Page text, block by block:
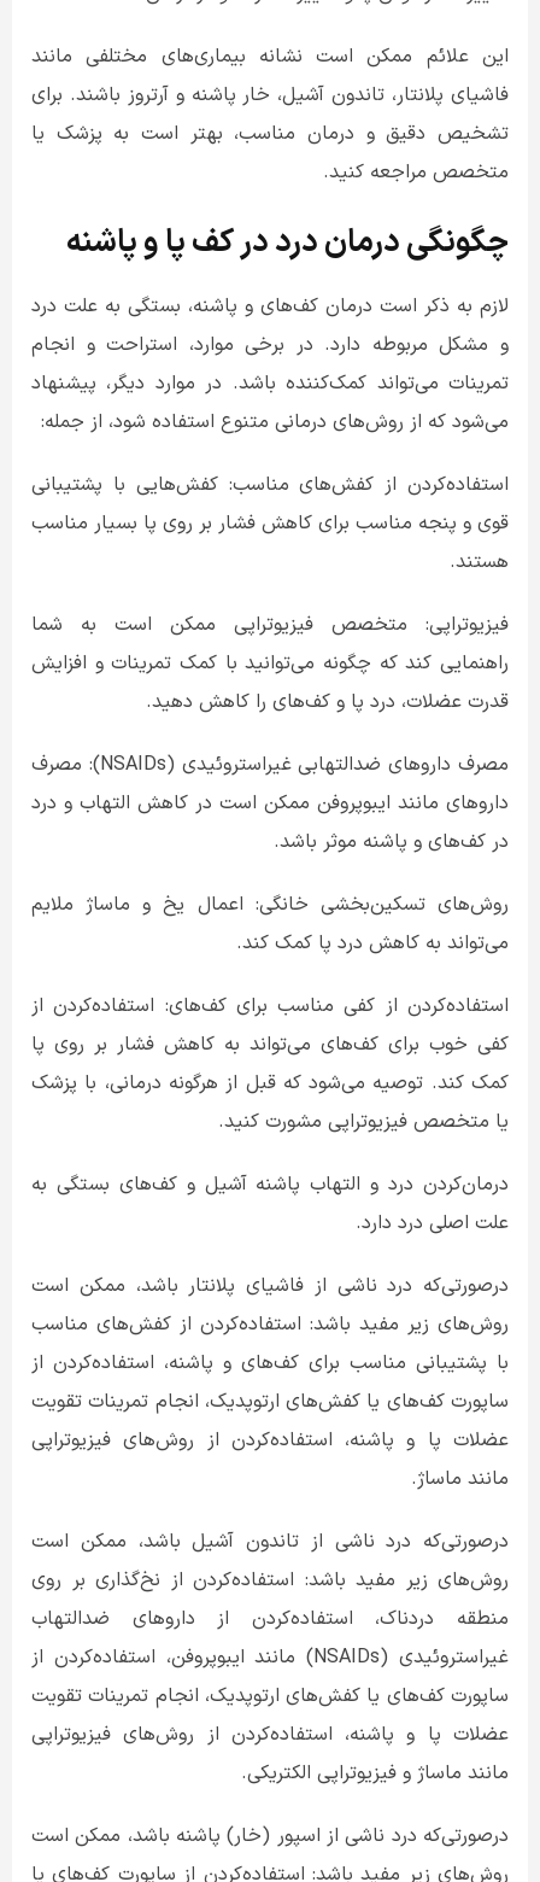
این علائم ممکن است نشانه‌ بیماری‌های مختلفی مانند
فاشیای پلانتار، تاندون آشیل، خار پاشنه و آرتروز باشند. برای
تشخیص دقیق و درمان مناسب، بهتر است به پزشک یا
متخصص مراجعه کنید.
چگونگی درمان درد در کف پا و پاشنه
لازم به ذکر است درمان کف‌های و پاشنه، بستگی به علت درد
و مشکل مربوطه دارد. در برخی موارد، استراحت و انجام
تمرینات می‌تواند کمک‌کننده باشد. در موارد دیگر، پیشنهاد
می‌شود که از روش‌های درمانی متنوع استفاده شود، از جمله:
استفاده‌کردن از کفش‌های مناسب: کفش‌هایی با پشتیبانی
قوی و پنجه مناسب برای کاهش فشار بر روی پا بسیار مناسب
هستند.
فیزیوتراپی: متخصص فیزیوتراپی ممکن است به شما
راهنمایی کند که چگونه می‌توانید با کمک تمرینات و افزایش
قدرت عضلات، درد پا و کف‌های را کاهش دهید.
مصرف داروهای ضدالتهابی غیراستروئیدی (NSAIDs): مصرف
داروهای مانند ایبوپروفن ممکن است در کاهش التهاب و درد
در کف‌های و پاشنه موثر باشد.
روش‌های تسکین‌بخشی خانگی: اعمال یخ و ماساژ ملایم
می‌تواند به کاهش درد پا کمک کند.
استفاده‌کردن از کفی مناسب برای کف‌های: استفاده‌کردن از
کفی خوب برای کف‌های می‌تواند به کاهش فشار بر روی پا
کمک کند. توصیه می‌شود که قبل از هرگونه درمانی، با پزشک
یا متخصص فیزیوتراپی مشورت کنید.
درمان‌کردن درد و التهاب پاشنه آشیل و کف‌های بستگی به
علت اصلی درد دارد.
درصورتی‌که درد ناشی از فاشیای پلانتار باشد، ممکن است
روش‌های زیر مفید باشد: استفاده‌کردن از کفش‌های مناسب
با پشتیبانی مناسب برای کف‌های و پاشنه، استفاده‌کردن از
ساپورت کف‌های یا کفش‌های ارتوپدیک، انجام تمرینات تقویت
عضلات پا و پاشنه، استفاده‌کردن از روش‌های فیزیوتراپی
مانند ماساژ.
درصورتی‌که درد ناشی از تاندون آشیل باشد، ممکن است
روش‌های زیر مفید باشد: استفاده‌کردن از نخ‌گذاری بر روی
منطقه دردناک، استفاده‌کردن از داروهای ضدالتهاب
غیراستروئیدی (NSAIDs) مانند ایبوپروفن، استفاده‌کردن از
ساپورت کف‌های یا کفش‌های ارتوپدیک، انجام تمرینات تقویت
عضلات پا و پاشنه، استفاده‌کردن از روش‌های فیزیوتراپی
مانند ماساژ و فیزیوتراپی الکتریکی.
درصورتی‌که درد ناشی از اسپور (خار) پاشنه باشد، ممکن است
روش‌های زیر مفید باشد: استفاده‌کردن از ساپورت کف‌های یا